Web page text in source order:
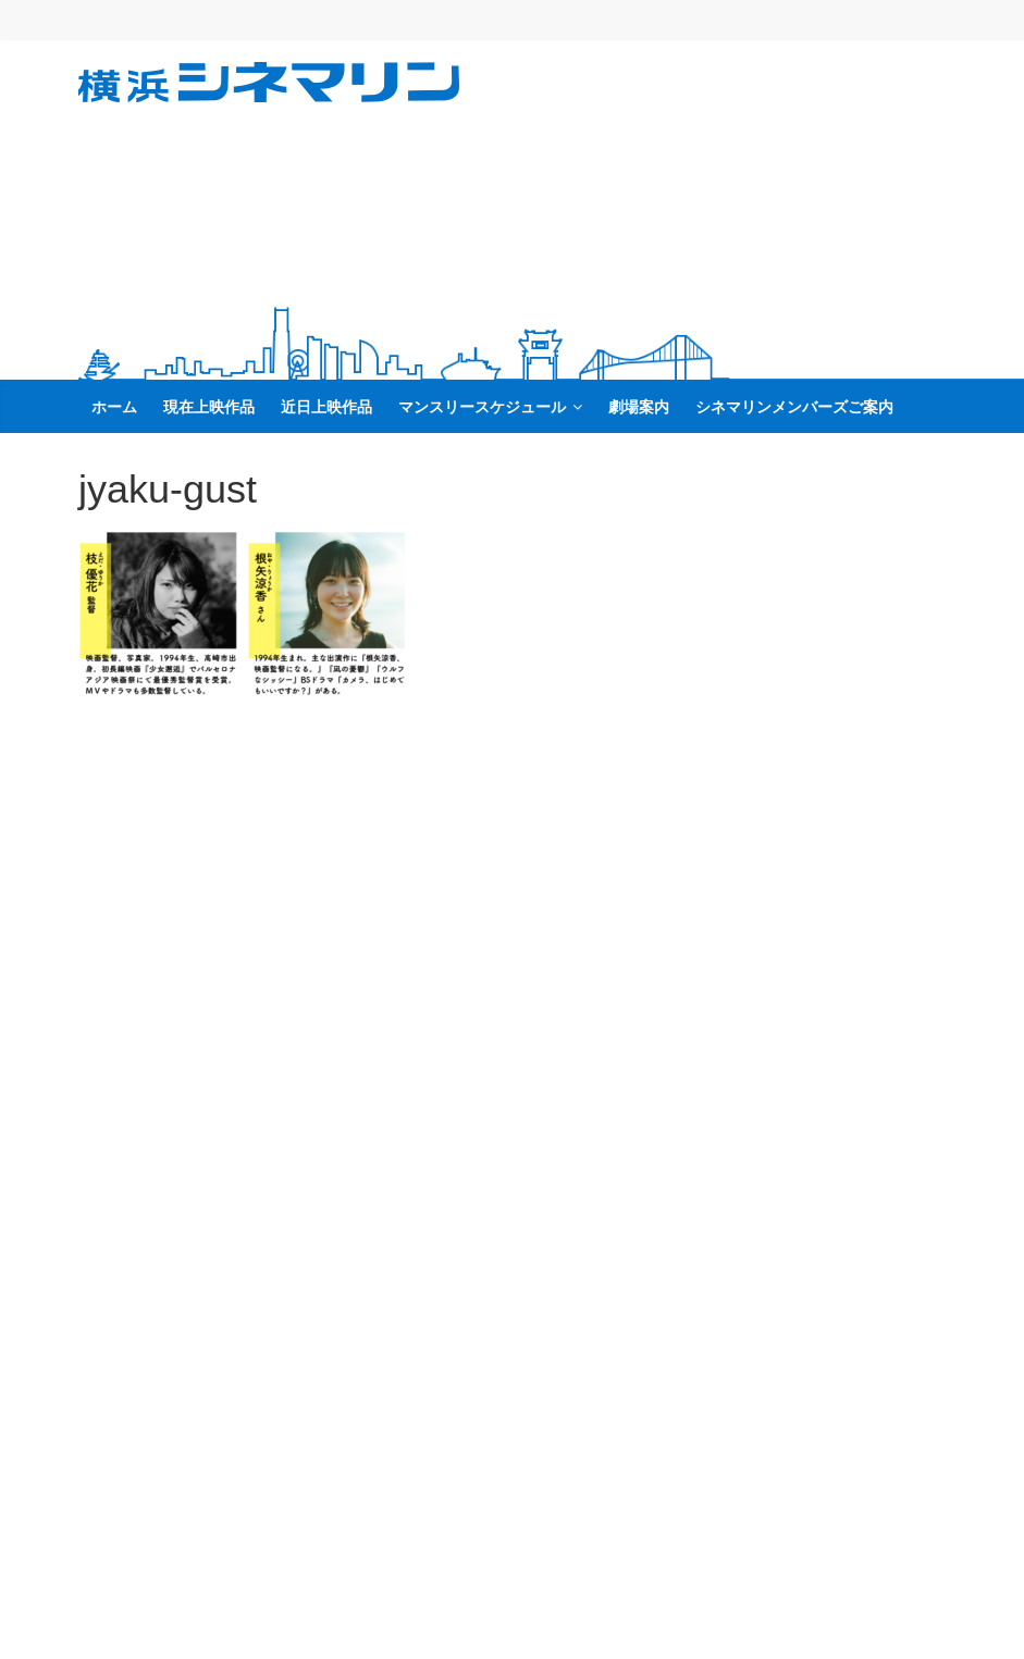
横
マ
リ
ン
観
た
い
映
画
こ
の
ホーム 現在上映作品 近日上映作品 マンスリースケジュール 劇場案内 シネマリンメンバーズご案内
jyaku-gust